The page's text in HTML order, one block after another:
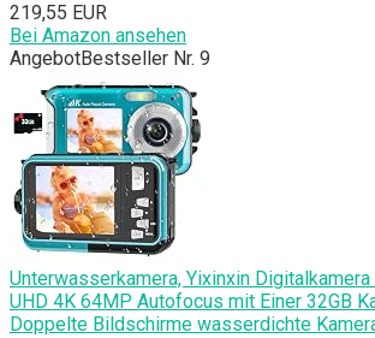
219,55 EUR
Bei Amazon ansehen
AngebotBestseller Nr. 9
Unterwasserkamera, Yixinxin
UHD 4K 64MP Autofocus mit Einer 32GB
Doppelte Bildschirme wasserdichte